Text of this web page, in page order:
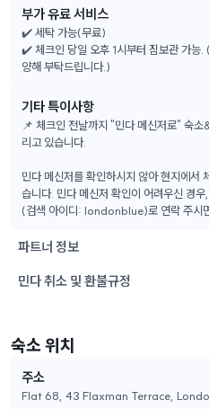
부가 유료 서비스
✔️ 세탁 가능(무료)
✔️ 체크인 당일 오후 1시부터 짐보관 가능.
양해 부탁드립니다.)
기타 특이사항
📌 체크인 전날까지 "민다 메신저로" 숙
리고 있습니다.
민다 메신저를 확인하시지 않아 현지에서
습니다. 민다 메신저 확인이 어려우신 경
(검색 아이디: londonblue)로 연락 주시
파트너 정보
민다 취소 및 환불규정
숙소 위치
주소
Flat 68, 43 Flaxman Terrace,